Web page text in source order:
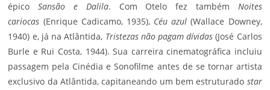
épicoSansão e Dalila. Com Otelo fez também Noites
cariocas (Enrique Cadicamo, 1935), Céu azul(Wallace Downey,
1940) e, já naAtlântida, Tristezas não pagam dívidas(José Carlos
Burle e Rui Costa, 1944). Sua carreira cinematográfica incluiu
passagem pela Cinédia e Sonofilme antes de se tornar artista
exclusivo da Atlântida, capitaneando um bem estruturado star